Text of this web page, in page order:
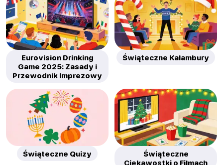
Eurovision Drinking
Game 2025: Zasady i
Przewodnik Imprezowy
Świąteczne Kalambury
Świąteczne Quizy
Świąteczne
Ciekawostki o Filmach